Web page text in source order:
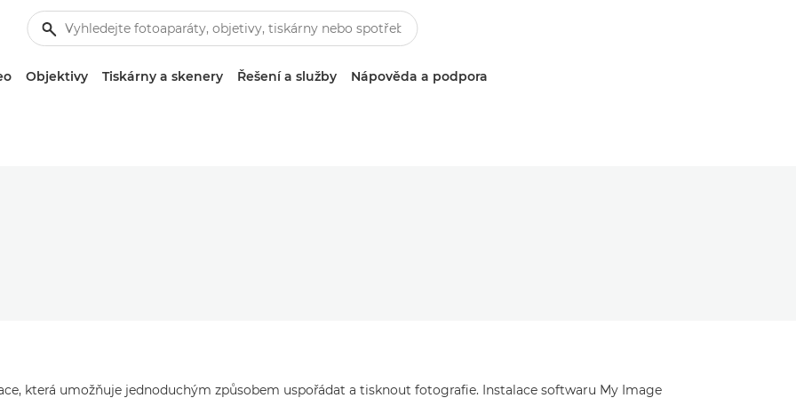
Objektivy Tiskárny a skenery Řešení a služby Nápověda a podpora
která umožňuje jednoduchým způsobem uspořádat a tisknout fotografie. Instalace softwaru My Image